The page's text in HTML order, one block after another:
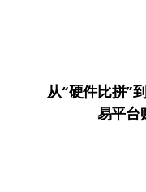
从“硬件比拼”
易平台